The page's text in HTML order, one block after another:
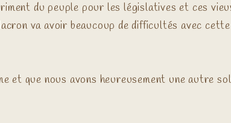
du peuple pour les législatives et ces
va avoir beaucoup de difficultés avec cette
et que nous avons heureusement une autre